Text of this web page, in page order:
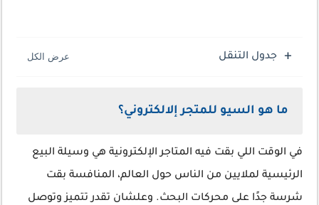
جدول التنقل
ما هو السيو للمتجر إلالكتروني؟
في الوقت اللي بقت فيه المتاجر الإلكترونية هي وسيلة البيع
الرئيسية لملايين من الناس حول العالم، المنافسة بقت
شرسة جدًا على محركات البحث. وعلشان تقدر تتميز وتوصل